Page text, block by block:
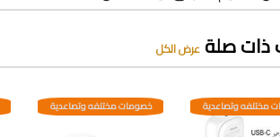
ذات صلةعرض الكل
خصومات مختلفه وتصاعدية مختلفه وتصاعدية